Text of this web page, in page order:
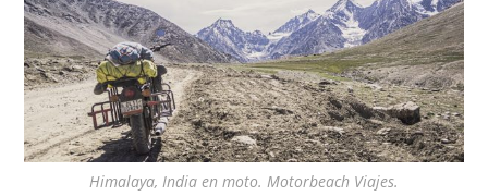
Himalaya, India en moto. Motorbeach Viajes.